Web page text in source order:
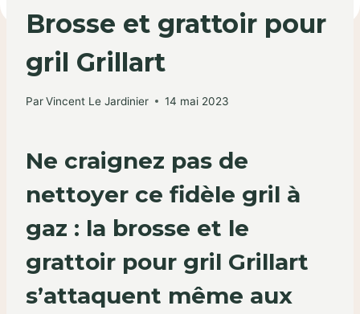
Brosse et grattoir pour
gril Grillart
ParVincent Le Jardinier 14 mai 2023
Ne craignez pas de
nettoyer ce fidèle gril à
gaz : la brosse et le
grattoir pour gril Grillart
s’attaquent même aux